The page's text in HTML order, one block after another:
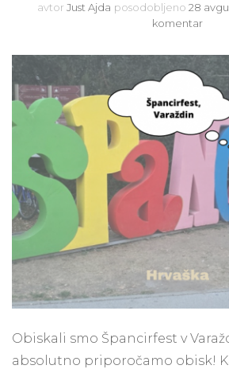
avtor Just Ajda posodobljeno 28
komentarna
v
Naše
med
Obiskali smo Špancirfest v
absolutno priporočamo obisk!